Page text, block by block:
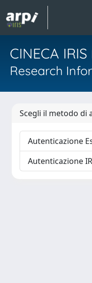
CINECA IRIS
Research
Scegli il metodo di
Autenticazione
Autenticazione